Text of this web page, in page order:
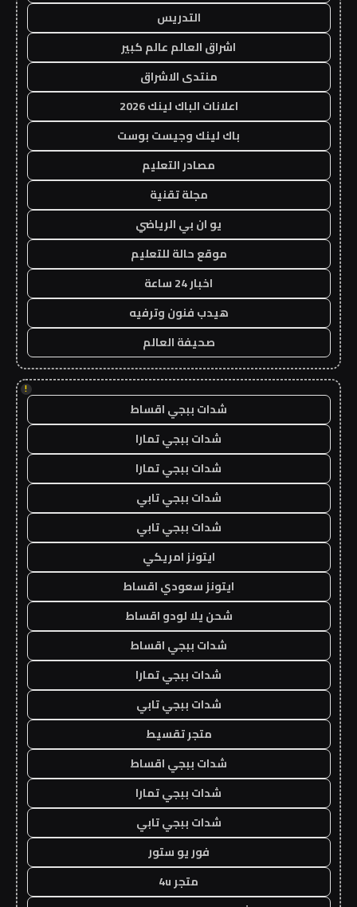
التدريس
اشراق العالم عالم كبير
منتدى الاشراق
اعلانات الباك لينك 2026
باك لينك وجيست بوست
مصادر التعليم
مجلة تقنية
يو ان بي الرياضي
موقع حالة للتعليم
اخبار 24 ساعة
هيدب فنون وترفيه
صحيفة العالم
!
شدات ببجي اقساط
شدات ببجي تمارا
شدات ببجي تمارا
شدات ببجي تابي
شدات ببجي تابي
ايتونز امريكي
ايتونز سعودي اقساط
شحن يلا لودو اقساط
شدات ببجي اقساط
شدات ببجي تمارا
شدات ببجي تابي
متجر تقسيط
شدات ببجي اقساط
شدات ببجي تمارا
شدات ببجي تابي
فور يو ستور
متجر 4u